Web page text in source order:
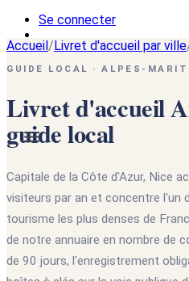
Se connecter
🇫🇷
🇺🇸
Accueil / Livret d'accueil par ville
GUIDE LOCAL · ALPES-
Livret d'accueil
guide local
Capitale de la Côte d'Azur, Nice
visiteurs par an et concentre l'un
tourisme les plus denses de
de notre annuaire en nombre de
de 90 jours, l'enregistrement